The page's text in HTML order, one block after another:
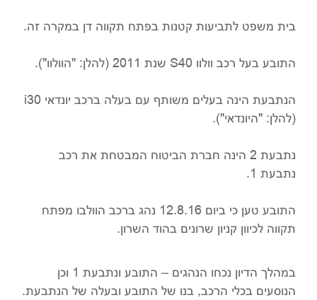
בית משפט לתביעות קטנות בפתח תקווה דן במקרה זה.
התובע בעל רכב וולוו S40 שנת 2011 (להלן: "הוולוו").
הנתבעת הינה בעלים משותף עם בעלה ברכב יונדאי i30
(להלן: "היונדאי").
נתבעת 2 הינה חברת הביטוח המבטחת את רכב
נתבעת 1.
התובע טען כי ביום 12.8.16 נהג ברכב הוולבו מפתח
תקווה לכיוון קניון שרונים בהוד השרון.
במהלך הדיון נכחו הנהגים – התובע ונתבעת 1 וכן
הנוסעים בכלי הרכב, בנו של התובע ובעלה של הנתבעת.